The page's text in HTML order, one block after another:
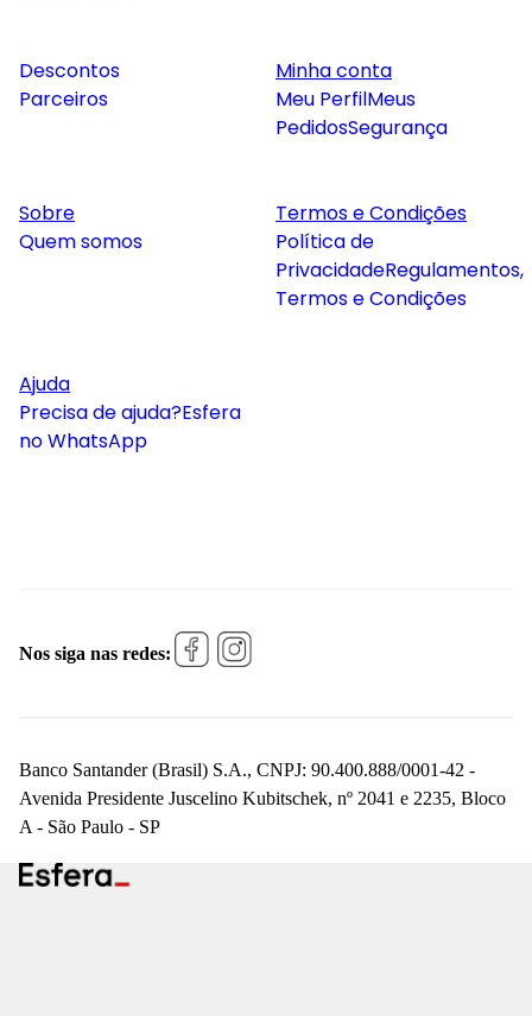
Descontos
Parceiros
Minha conta
Meu PerfilMeus
PedidosSegurança
Sobre
Quem somos
Termos e Condições
Política de
PrivacidadeRegulamentos,
Termos e Condições
Ajuda
Precisa de ajuda?Esfera
no WhatsApp
Nos siga nas redes:
Banco Santander (Brasil) S.A., CNPJ: 90.400.888/0001-42 -
Avenida Presidente Juscelino Kubitschek, nº 2041 e 2235, Bloco
A - São Paulo - SP